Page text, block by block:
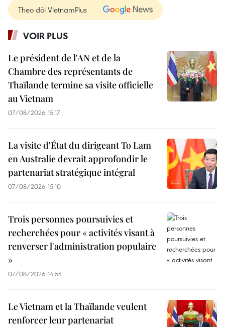
Theo dõi VietnamPlus
VOIR PLUS
Le président de l'AN et de la
Chambre des représentants de
Thaïlande termine sa visite officielle
au Vietnam
07/08/2026 15:17
La visite d'État du dirigeant To Lam
en Australie devrait approfondir le
partenariat stratégique intégral
07/08/2026 15:10
Trois personnes poursuivies et
recherchées pour « activités visant à
renverser l'administration populaire
»
07/08/2026 14:54
Le Vietnam et la Thaïlande veulent
renforcer leur partenariat